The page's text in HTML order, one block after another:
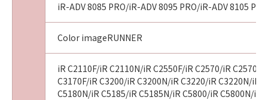
No.022915
iR-ADV 8085 PRO/iR-ADV 8095 PRO/iR-ADV 8105
Color imageRUNNER
iR C2110F/iR C2110N/iR C2550F/iR C2570/iR
C3170F/iR C3200/iR C3200N/iR C3220/iR C3220N/iR
C5180N/iR C5185/iR C5185N/iR C5800/iR C5800N/